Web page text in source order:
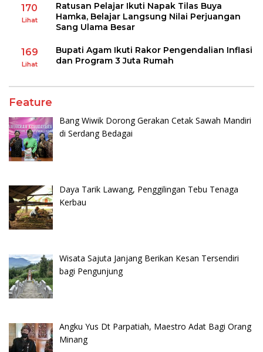
170
Lihat
Ratusan Pelajar Ikuti Napak Tilas Buya
Hamka, Belajar Langsung Nilai Perjuangan
Sang Ulama Besar
169
Lihat
Bupati Agam Ikuti Rakor Pengendalian Inflasi
dan Program 3 Juta Rumah
Feature
Bang Wiwik Dorong Gerakan Cetak Sawah Mandiri
di Serdang Bedagai
Daya Tarik Lawang, Penggilingan Tebu Tenaga
Kerbau
Wisata Sajuta Janjang Berikan Kesan Tersendiri
bagi Pengunjung
Angku Yus Dt Parpatiah, Maestro Adat Bagi Orang
Minang